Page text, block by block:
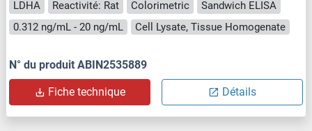
LDHA Reactivité: Rat Colorimetric
Sandwich ELISA
0.312 ng/mL - 20 ng/mL
Cell Lysate, Tissue Homogenate
N° du produit ABIN2535889
Fiche technique Détails